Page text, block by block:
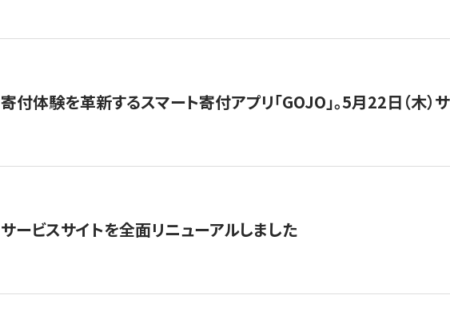
寄付体験を革新するスマート寄付アプリ「GOJO」。5月22日（木）
サービスサイトを全面リニューアルしました